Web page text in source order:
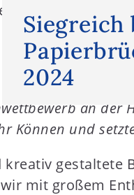
Siegreich
2024
an der
Können und
gestaltete
mit großem